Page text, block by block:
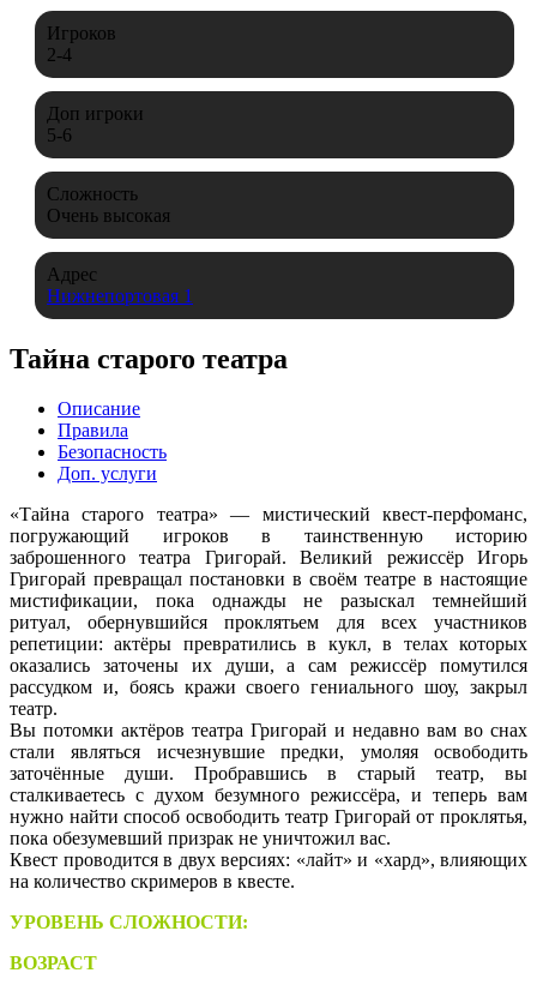
Игроков
2-4
Доп игроки
5-6
Сложность
Очень высокая
Адрес
Нижнепортовая 1
Тайна старого театра
Описание
Правила
Безопасность
Доп. услуги
«Тайна старого театра» — мистический квест-перфоманс,
погружающий игроков в таинственную историю
заброшенного театра Григорай. Великий режиссёр Игорь
Григорай превращал постановки в своём театре в настоящие
мистификации, пока однажды не разыскал темнейший
ритуал, обернувшийся проклятьем для всех участников
репетиции: актёры превратились в кукл, в телах которых
оказались заточены их души, а сам режиссёр помутился
рассудком и, боясь кражи своего гениального шоу, закрыл
театр.
Вы потомки актёров театра Григорай и недавно вам во снах
стали являться исчезнувшие предки, умоляя освободить
заточённые души. Пробравшись в старый театр, вы
сталкиваетесь с духом безумного режиссёра, и теперь вам
нужно найти способ освободить театр Григорай от проклятья,
пока обезумевший призрак не уничтожил вас.
Квест проводится в двух версиях: «лайт» и «хард», влияющих
на количество скримеров в квесте.
УРОВЕНЬ СЛОЖНОСТИ:
ВОЗРАСТ